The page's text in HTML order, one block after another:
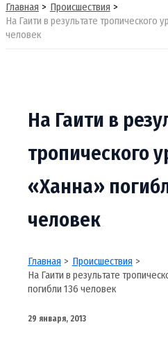
Главная
Происшествия
На Гаити в результате тропического
человек
На Гаити в
тропического
«Ханна»
человек
Главная
Происшествия
На Гаити в результате
погибли 136 человек
29 января, 2013